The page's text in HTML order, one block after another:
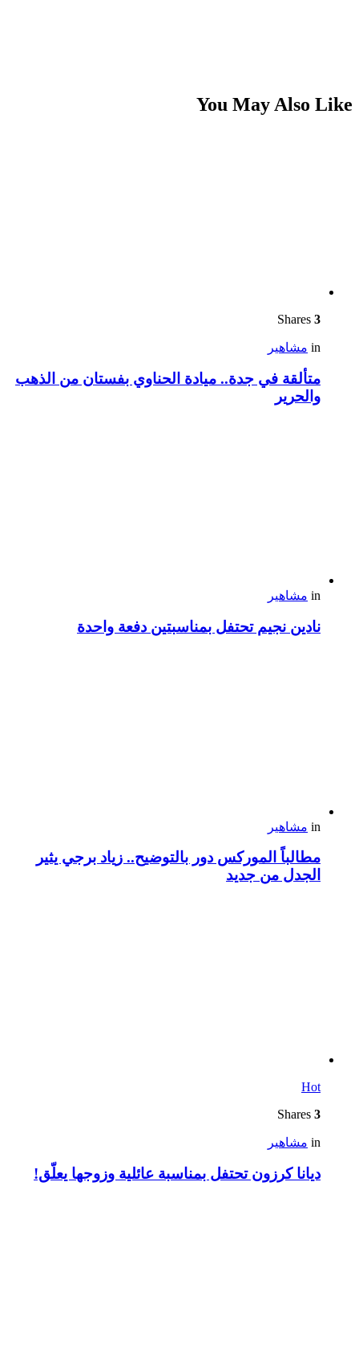
You May Also Like
3
in مشاهير
متألقة في جدة.. ميادة الحناوي بفستان من الذهب
والحرير
in مشاهير
نادين نجيم تحتفل بمناسبتين دفعة واحدة
in مشاهير
مطالباً الموركس دور بالتوضيح.. زياد برجي يثير
الجدل من جديد
Hot
3
in مشاهير
ديانا كرزون تحتفل بمناسبة عائلية وزوجها يعلّق!